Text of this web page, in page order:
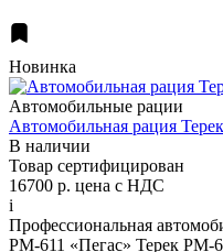
Новинка
Автомобильные рации
Автомобильная рация
В наличии
Товар сертифицирован
16700 р. цена с НДС
i
Профессиональная
РМ-611 «Пегас» Терек РМ-